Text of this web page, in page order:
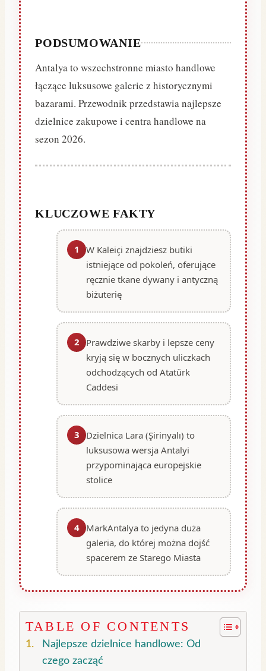
PODSUMOWANIE
Antalya to wszechstronne miasto handlowe
łączące luksusowe galerie z historycznymi
bazarami. Przewodnik przedstawia najlepsze
dzielnice zakupowe i centra handlowe na
sezon 2026.
KLUCZOWE FAKTY
1
W Kaleiçi znajdziesz butiki
istniejące od pokoleń, oferujące
ręcznie tkane dywany i antyczną
biżuterię
2
Prawdziwe skarby i lepsze ceny
kryją się w bocznych uliczkach
odchodzących od Atatürk
Caddesi
3
Dzielnica Lara (Şirinyalı) to
luksusowa wersja Antalyi
przypominająca europejskie
stolice
4
MarkAntalya to jedyna duża
galeria, do której można dojść
spacerem ze Starego Miasta
TABLE OF CONTENTS
Najlepsze dzielnice handlowe: Od
czego zacząć